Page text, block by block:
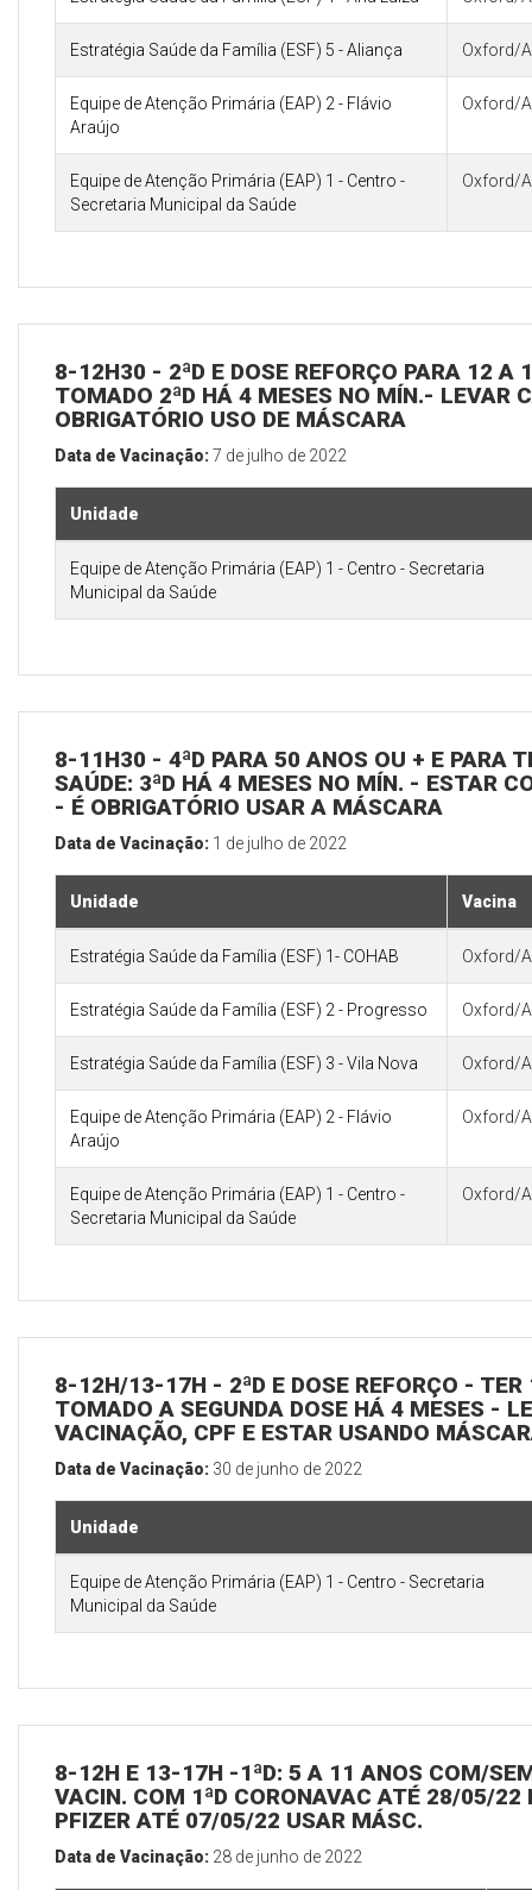
Estratégia Saúde da Família (ESF) 5 - Aliança Oxford/
Equipe de Atenção Primária (EAP) 2 - Flávio
Araújo
Oxford/
Equipe de Atenção Primária (EAP) 1 - Centro -
Secretaria Municipal da Saúde
Oxford/
8-12H30 - 2ªD E DOSE REFORÇO PARA 12 A
TOMADO 2ªD HÁ 4 MESES NO MÍN.- LEVAR
OBRIGATÓRIO USO DE MÁSCARA
Data de Vacinação:7 de julho de 2022
Unidade
Equipe de Atenção Primária (EAP) 1 - Centro - Secretaria
Municipal da Saúde
8-11H30 - 4ªD PARA 50 ANOS OU + E PARA
SAÚDE: 3ªD HÁ 4 MESES NO MÍN. - ESTAR
- É OBRIGATÓRIO USAR A MÁSCARA
Data de Vacinação: 1 de julho de 2022
Unidade Vacina
Estratégia Saúde da Família (ESF) 1- COHAB Oxford/
Estratégia Saúde da Família (ESF) 2 - Progresso Oxford/
Estratégia Saúde da Família (ESF) 3 - Vila Nova Oxford/
Equipe de Atenção Primária (EAP) 2 - Flávio
Araújo
Oxford/
Equipe de Atenção Primária (EAP) 1 - Centro -
Secretaria Municipal da Saúde
Oxford/
8-12H/13-17H - 2ªD E DOSE REFORÇO -
TOMADO A SEGUNDA DOSE HÁ 4 MESES -
VACINAÇÃO, CPF E ESTAR USANDO
Data de Vacinação: 30 de junho de 2022
Unidade
Equipe de Atenção Primária (EAP) 1 - Centro - Secretaria
Municipal da Saúde
8-12H E 13-17H -1ªD: 5 A 11 ANOS COM/
VACIN. COM 1ªD CORONAVAC ATÉ 28/05/22
PFIZER ATÉ 07/05/22 USAR MÁSC.
Data de Vacinação: 28 de junho de 2022